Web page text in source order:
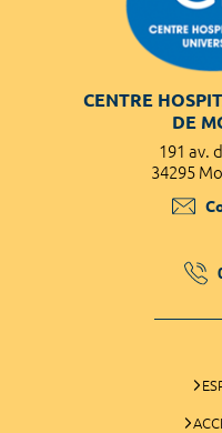
CENTRE
DE
191 av.
34295